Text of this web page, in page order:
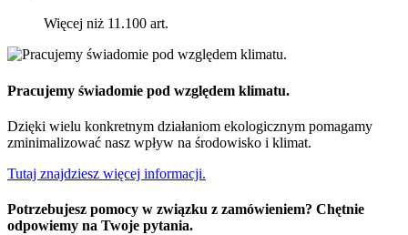
Więcej niż 11.100 art.
Pracujemy świadomie pod względem klimatu.
Dzięki wielu konkretnym działaniom ekologicznym pomagamy
zminimalizować nasz wpływ na środowisko i klimat.
Tutaj znajdziesz więcej informacji.
Potrzebujesz pomocy w związku z zamówieniem? Chętnie
odpowiemy na Twoje pytania.